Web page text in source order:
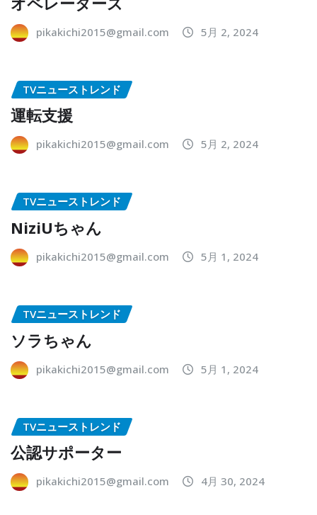
pikakichi2015@gmail.com 5月 2, 2024
TVニューストレンド
運転支援
pikakichi2015@gmail.com 5月 2, 2024
TVニューストレンド
NiziUちゃん
pikakichi2015@gmail.com 5月 1, 2024
TVニューストレンド
ソラちゃん
pikakichi2015@gmail.com 5月 1, 2024
TVニューストレンド
公認サポーター
pikakichi2015@gmail.com 4月 30, 2024